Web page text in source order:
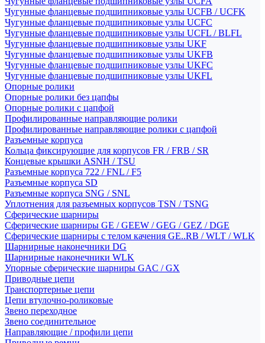
Чугунные фланцевые подшипниковые узлы UCFB / UCFK
Чугунные фланцевые подшипниковые узлы UCFC
Чугунные фланцевые подшипниковые узлы UCFL / BLFL
Чугунные фланцевые подшипниковые узлы UKF
Чугунные фланцевые подшипниковые узлы UKFB
Чугунные фланцевые подшипниковые узлы UKFC
Чугунные фланцевые подшипниковые узлы UKFL
Опорные ролики
Опорные ролики без цапфы
Опорные ролики с цапфой
Профилированные направляющие ролики
Профилированные направляющие ролики с цапфой
Разъемные корпуса
Кольца фиксирующие для корпусов FR / FRB / SR
Концевые крышки ASNH / TSU
Разъемные корпуса 722 / FNL / F5
Разъемные корпуса SD
Разъемные корпуса SNG / SNL
Уплотнения для разъемных корпусов TSN / TSNG
Сферические шарниры
Сферические шарниры GE / GEEW / GEG / GEZ / DGE
Сферические шарниры с телом качения GE..RB / WLT / WLK
Шарнирные наконечники DG
Шарнирные наконечники WLK
Упорные сферические шарниры GAC / GX
Приводные цепи
Транспортерные цепи
Цепи втулочно-роликовые
Звено переходное
Звено соединительное
Направляющие / профили цепи